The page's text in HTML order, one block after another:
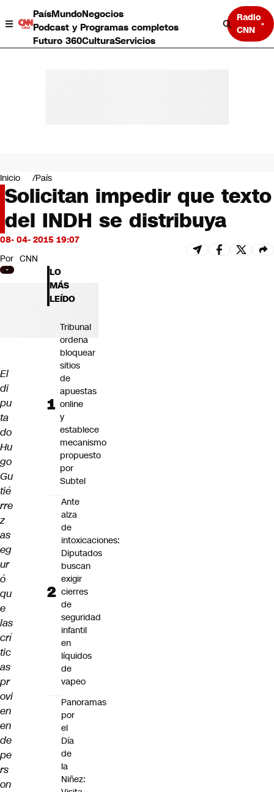
PaísMundoNegocios
Podcast y Programas completos
Futuro 360CulturaServicios
Radio
CNN
Negocios
Deportes
Programas completos
Cultura
Servicios
Bits
CNN Data
CNN tiempo
Futuro 360
Inicio País
Solicitan impedir que texto
del INDH se distribuya
08- 04- 2015 19:07
Por CNN
El
di
pu
ta
do
Hu
go
Gu
tié
rre
z
as
eg
ur
ó
qu
e
las
crí
tic
as
pr
ovi
en
en
de
pe
rs
on
LO
MÁS
LEÍDO
Tribunal
ordena
bloquear
sitios
de
apuestas
online
y
establece
mecanismo
propuesto
por
Subtel
Ante
alza
de
intoxicaciones:
Diputados
buscan
exigir
cierres
de
seguridad
infantil
en
líquidos
de
vapeo
Panoramas
por
el
Día
de
la
Niñez: